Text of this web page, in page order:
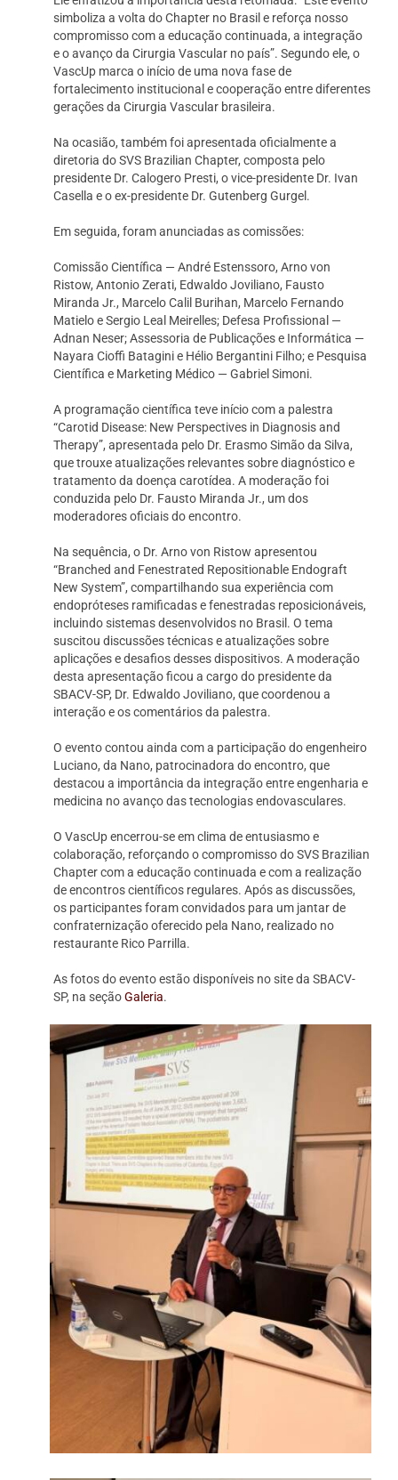
simboliza a volta do Chapter no Brasil e reforça nosso
compromisso com a educação continuada, a integração
e o avanço da Cirurgia Vascular no país”. Segundo ele, o
VascUp marca o início de uma nova fase de
fortalecimento institucional e cooperação entre diferentes
gerações da Cirurgia Vascular brasileira.
Na ocasião, também foi apresentada oficialmente a
diretoria do SVS Brazilian Chapter, composta pelo
presidente Dr. Calogero Presti, o vice-presidente Dr. Ivan
Casella e o ex-presidente Dr. Gutenberg Gurgel.
Em seguida, foram anunciadas as comissões:
Comissão Científica — André Estenssoro, Arno von
Ristow, Antonio Zerati, Edwaldo Joviliano, Fausto
Miranda Jr., Marcelo Calil Burihan, Marcelo Fernando
Matielo e Sergio Leal Meirelles; Defesa Profissional —
Adnan Neser; Assessoria de Publicações e Informática —
Nayara Cioffi Batagini e Hélio Bergantini Filho; e Pesquisa
Científica e Marketing Médico — Gabriel Simoni.
A programação científica teve início com a palestra
“Carotid Disease: New Perspectives in Diagnosis and
Therapy”, apresentada pelo Dr. Erasmo Simão da Silva,
que trouxe atualizações relevantes sobre diagnóstico e
tratamento da doença carotídea. A moderação foi
conduzida pelo Dr. Fausto Miranda Jr., um dos
moderadores oficiais do encontro.
Na sequência, o Dr. Arno von Ristow apresentou
“Branched and Fenestrated Repositionable Endograft
New System”, compartilhando sua experiência com
endopróteses ramificadas e fenestradas reposicionáveis,
incluindo sistemas desenvolvidos no Brasil. O tema
suscitou discussões técnicas e atualizações sobre
aplicações e desafios desses dispositivos. A moderação
desta apresentação ficou a cargo do presidente da
SBACV-SP, Dr. Edwaldo Joviliano, que coordenou a
interação e os comentários da palestra.
O evento contou ainda com a participação do engenheiro
Luciano, da Nano, patrocinadora do encontro, que
destacou a importância da integração entre engenharia e
medicina no avanço das tecnologias endovasculares.
O VascUp encerrou-se em clima de entusiasmo e
colaboração, reforçando o compromisso do SVS Brazilian
Chapter com a educação continuada e com a realização
de encontros científicos regulares. Após as discussões,
os participantes foram convidados para um jantar de
confraternização oferecido pela Nano, realizado no
restaurante Rico Parrilla.
As fotos do evento estão disponíveis no site da SBACV-
SP, na seçãoGaleria.